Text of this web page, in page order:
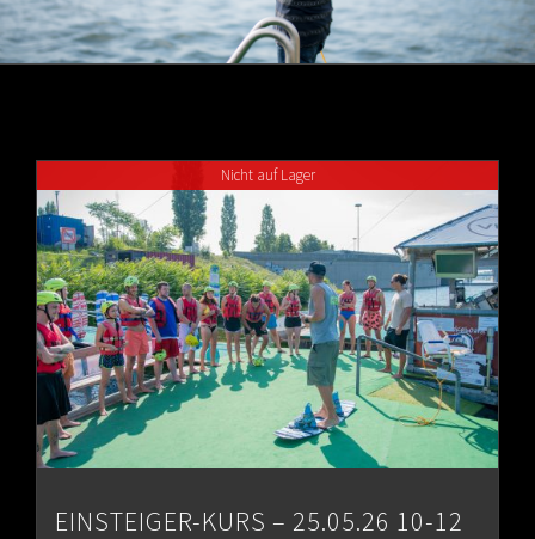
Nicht auf Lager
EINSTEIGER-KURS – 25.05.26 10-12